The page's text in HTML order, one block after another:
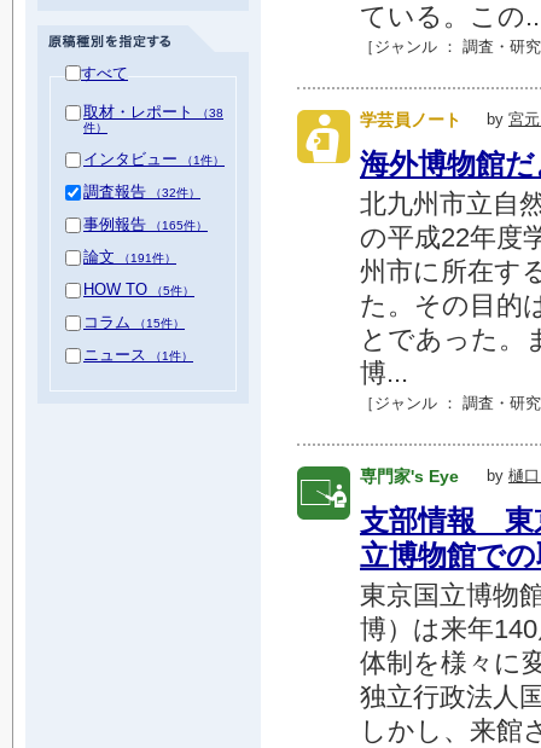
すべて
取材・レポート
（38
件）
インタビュー （1件）
調査報告 （32件）
事例報告 （165件）
論文 （191件）
HOW TO （5件）
コラム （15件）
ニュース （1件）
ている。この
［ジャンル ： 調査・研究
学芸員ノート by 宮
海外博物館
北九州市立自
の平成22年度
州市に所在す
た。その目的
とであった。
博...
［ジャンル ： 調査・研究
専門家's Eye by 樋
支部情報 東
立博物館で
東京国立博物
博）は来年
体制を様々に
独立行政法人
しかし、来館